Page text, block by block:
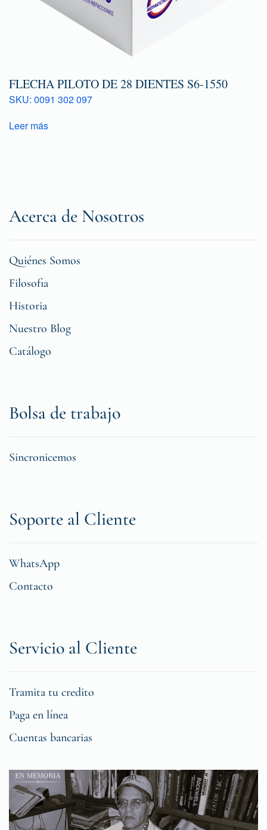
FLECHA PILOTO DE 28 DIENTES S6-1550
SKU: 0091 302 097
Leer más
Acerca de Nosotros
Quiénes Somos
Filosofia
Historia
Nuestro Blog
Catálogo
Bolsa de trabajo
Sincronicemos
Soporte al Cliente
WhatsApp
Contacto
Servicio al Cliente
Tramita tu credito
Paga en línea
Cuentas bancarias